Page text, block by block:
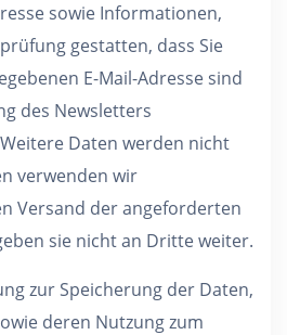
sowie Informationen,
gestatten, dass Sie
E-Mail-Adresse sind
des Newsletters
Daten werden nicht
verwenden wir
Versand der angeforderten
sie nicht an Dritte weiter.
zur Speicherung der Daten,
deren Nutzung zum